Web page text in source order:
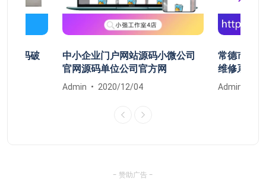
密码破
中小企业门户网站源码小微公司
官网源码单位公司官方网
Admin 2020/12/04
常德市鼎
维修系统
Admin
- 赞助广告 -